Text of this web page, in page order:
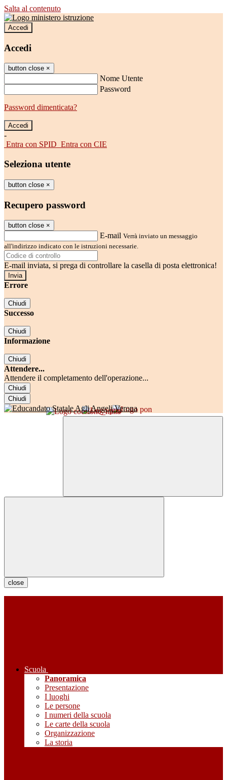
Salta al contenuto
Accedi
Accedi
button close ×
Nome Utente
Password
Password dimenticata?
-
Entra con SPID Entra con CIE
Seleziona utente
button close ×
Recupero password
button close ×
E-mail Verrà inviato un messaggio
all'indirizzo indicato con le istruzioni necessarie.
E-mail inviata, si prega di controllare la casella di posta elettronica!
Errore
Chiudi
Successo
Chiudi
Informazione
Chiudi
Attendere...
Attendere il completamento dell'operazione...
Chiudi
Chiudi
close
Scuola
Panoramica
Presentazione
I luoghi
Le persone
I numeri della scuola
Le carte della scuola
Organizzazione
La storia